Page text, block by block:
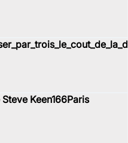
Keen166Paris